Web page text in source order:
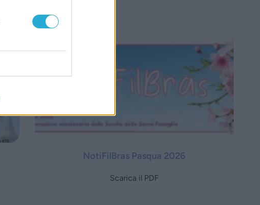
NotiFilBras Pasqua 2026
Scarica il PDF